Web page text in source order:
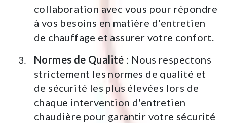
collaboration avec vous pour répondre
à vos besoins en matière d'entretien
de chauffage et assurer votre confort.
Normes de Qualité : Nous respectons
strictement les normes de qualité et
de sécurité les plus élevées lors de
chaque intervention d'entretien
chaudière pour garantir votre sécurité